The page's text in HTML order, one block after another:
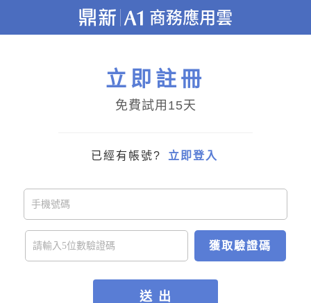
立即註冊
免費試用15天
已經有帳號? 立即登入
獲取驗證碼